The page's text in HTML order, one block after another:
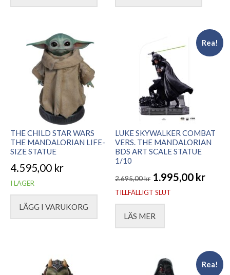
THE CHILD STAR WARS
THE MANDALORIAN LIFE-
SIZE STATUE
4.595,00 kr
I LAGER
LÄGG I VARUKORG
Rea!
LUKE SKYWALKER COMBAT
VERS. THE MANDALORIAN
BDS ART SCALE STATUE
1/10
2.695,00kr
Det
ursprungliga
priset
1.995,00 kr
Det
nuvarande
priset
TILLFÄLLIGT SLUT
LÄS MER
Rea!